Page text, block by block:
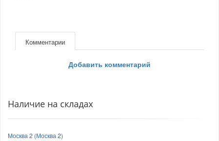
Комментарии
Добавить комментарий
Наличие на складах
Москва 2 (Москва 2)